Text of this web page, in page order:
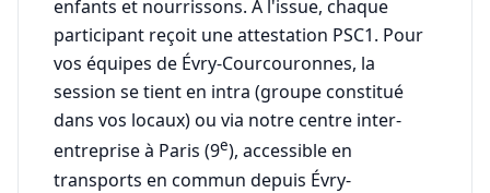
enfants et nourrissons. À l'issue, chaque
participant reçoit une attestation PSC1. Pour
vos équipes de Évry-Courcouronnes, la
session se tient en intra (groupe constitué
dans vos locaux) ou via notre centre inter-
entreprise à Paris (9e), accessible en
transports en commun depuis Évry-